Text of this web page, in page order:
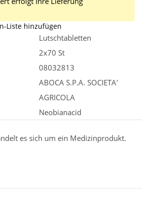
Liste hinzufügen
Lutschtabletten
2x70 St
08032813
ABOCA S.P.A. SOCIETA'
AGRICOLA
Neobianacid
es sich um ein Medizinprodukt.